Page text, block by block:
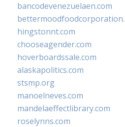
bancodevenezuelaen.com
hingstonnt.com
chooseagender.com
hoverboardssale.com
alaskapolitics.com
stsmp.org
manoelneves.com
mandelaeffectlibrary.com
roselynns.com